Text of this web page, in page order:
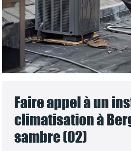
Faire appel à un
climatisation à
sambre (02)